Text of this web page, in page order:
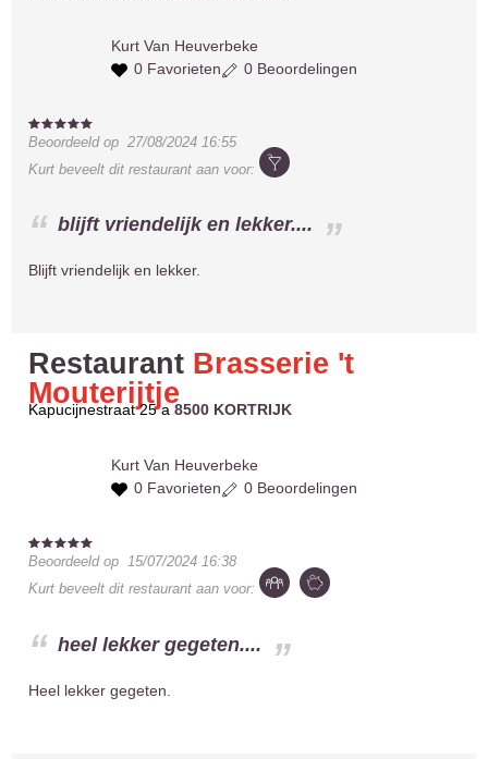
Kurt Van Heuverbeke
0 Favorieten
0 Beoordelingen
Beoordeeld op27/08/2024 16:55
Kurt beveelt dit restaurant aan voor:
blijft vriendelijk en lekker....
Blijft vriendelijk en lekker.
Restaurant Brasserie 't
Mouterijtje
Kapucijnestraat 25 a8500 KORTRIJK
Kurt Van Heuverbeke
0 Favorieten
0 Beoordelingen
Beoordeeld op15/07/2024 16:38
Kurt beveelt dit restaurant aan voor:
heel lekker gegeten....
Heel lekker gegeten.